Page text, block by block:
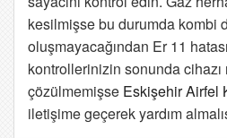
kesilmişse bu durumda kombi
oluşmayacağından Er 11
kontrollerinizin sonunda
çözülmemişse Eskişehir Airfel
iletişime geçerek yardım